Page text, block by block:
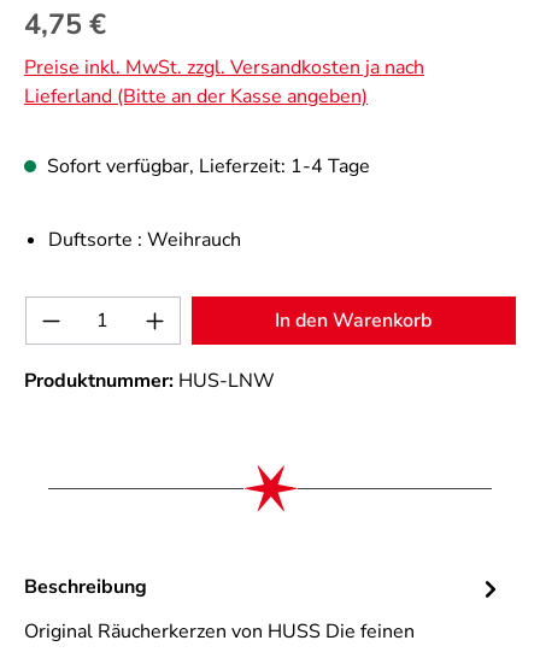
Regulärer Preis:
4,75 €
Preise inkl. MwSt. zzgl. Versandkosten ja nach
Lieferland (Bitte an der Kasse angeben)
Sofort verfügbar, Lieferzeit: 1-4 Tage
Duftsorte : Weihrauch
Produkt Anzahl: Gib den gewünschten
In den Warenkorb
Produktnummer: HUS-LNW
Beschreibung
Original Räucherkerzen von HUSS Die feinen